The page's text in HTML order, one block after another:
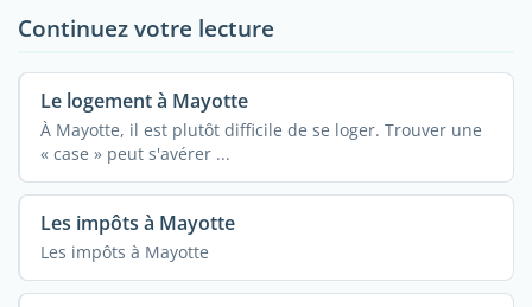
Continuez votre lecture
Le logement à Mayotte
À Mayotte, il est plutôt difficile de se loger. Trouver une
« case » peut s'avérer ...
Les impôts à Mayotte
Les impôts à Mayotte